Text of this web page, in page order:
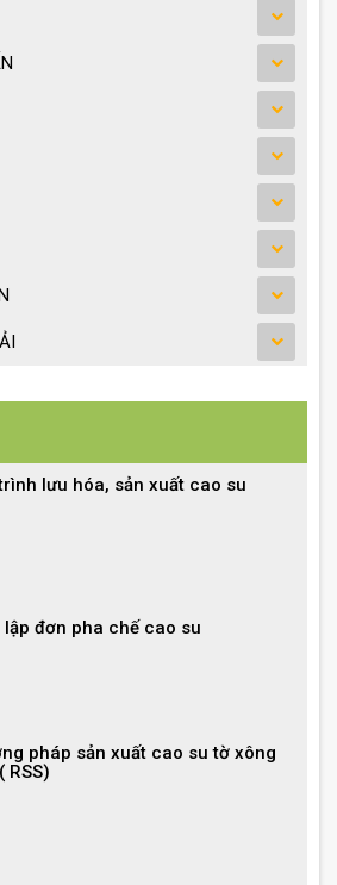
lưu hóa, sản xuất cao su
lập đơn pha chế cao su
pháp sản xuất cao su tờ xông
RSS)